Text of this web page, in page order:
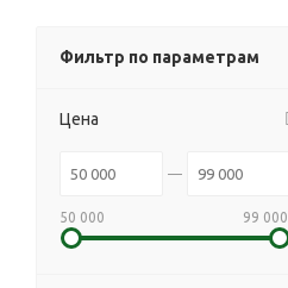
Фильтр по параметрам
Цена
50 000 99 000